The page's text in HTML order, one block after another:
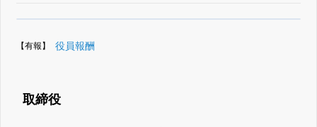
く追える
【有報】 役員報酬
取締役